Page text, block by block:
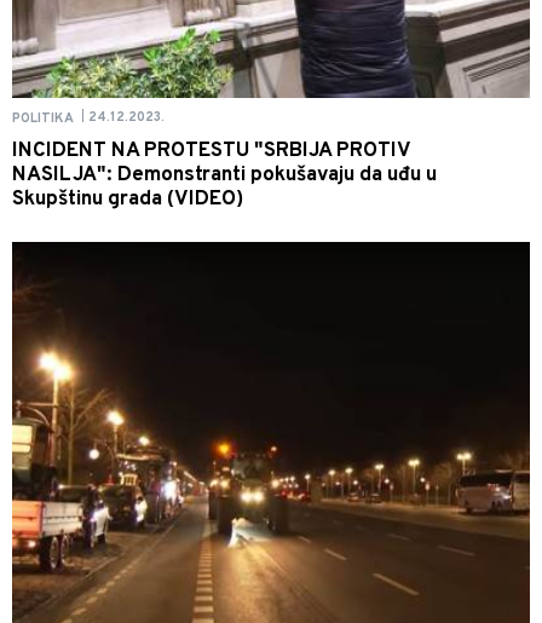
POLITIKA 24.12.2023.
INCIDENT NA PROTESTU "SRBIJA PROTIV
NASILJA": Demonstranti pokušavaju da uđu u
Skupštinu grada (VIDEO)